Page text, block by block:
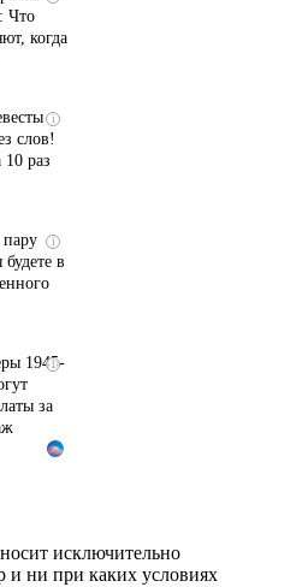
Что
когда
i
слов!
10 раз
i
пару
в
i
1945-
за
это
исключительно
и ни при каких условиях